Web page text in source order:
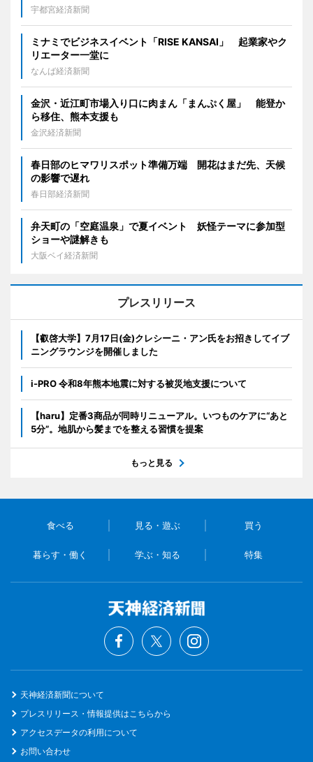
宇都宮経済新聞
ミナミでビジネスイベント「RISE KANSAI」 起業家やク
リエーター一堂に
なんば経済新聞
金沢・近江町市場入り口に肉まん「まんぷく屋」 能登か
ら移住、熊本支援も
金沢経済新聞
春日部のヒマワリスポット準備万端 開花はまだ先、天候
の影響で遅れ
春日部経済新聞
弁天町の「空庭温泉」で夏イベント 妖怪テーマに参加型
ショーや謎解きも
大阪ベイ経済新聞
プレスリリース
【叡啓大学】7月17日(金)クレシーニ・アン氏をお招きしてイブ
ニングラウンジを開催しました
i-PRO 令和8年熊本地震に対する被災地支援について
【haru】定番3商品が同時リニューアル。いつものケアに“あと
5分”。地肌から髪までを整える習慣を提案
もっと見る
食べる 見る・遊ぶ 買う
暮らす・働く 学ぶ・知る 特集
天神経済新聞について
プレスリリース・情報提供はこちらから
アクセスデータの利用について
お問い合わせ